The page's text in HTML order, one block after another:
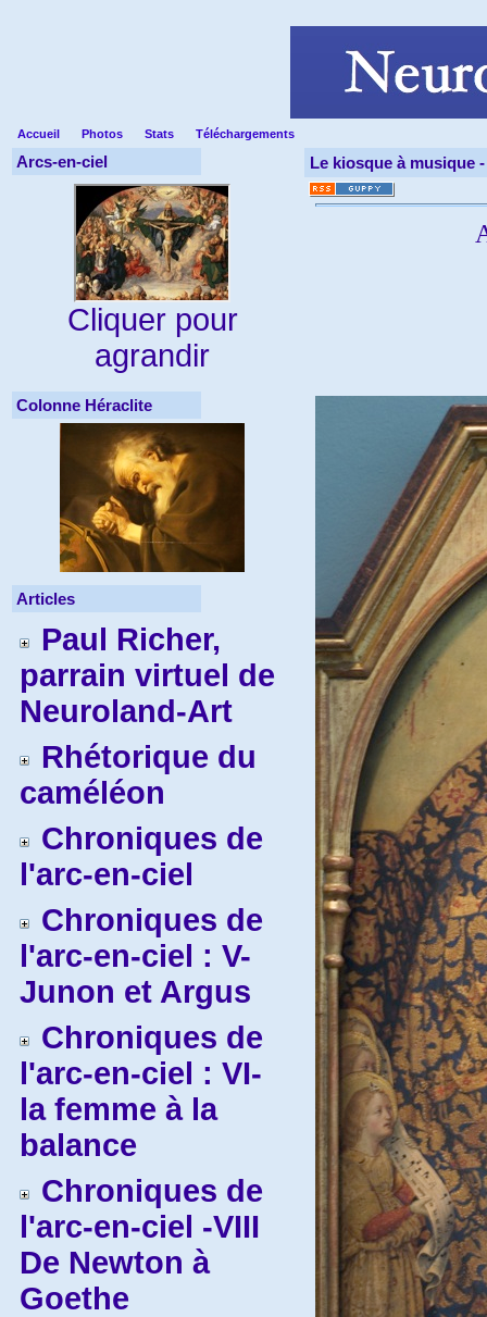
Accueil Photos Stats Téléchargements
Arcs-en-ciel
Cliquer pour
agrandir
Colonne Héraclite
Articles
Paul Richer,
parrain virtuel de
Neuroland-Art
Rhétorique du
caméléon
Chroniques de
l'arc-en-ciel
Chroniques de
l'arc-en-ciel : V-
Junon et Argus
Chroniques de
l'arc-en-ciel : VI-
la femme à la
balance
Chroniques de
l'arc-en-ciel -VIII
De Newton à
Goethe
Le kiosque à musique